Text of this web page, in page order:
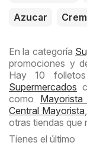
Azucar
En la categoría
promociones y
Hay 10
Supermercados
como Mayorista
Central Mayorista,
otras tiendas que
Tienes el último